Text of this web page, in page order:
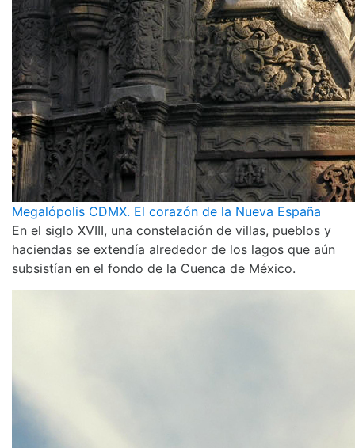
Megalópolis CDMX. El corazón de la Nueva España
En el siglo XVIII, una constelación de villas, pueblos y
haciendas se extendía alrededor de los lagos que aún
subsistían en el fondo de la Cuenca de México.